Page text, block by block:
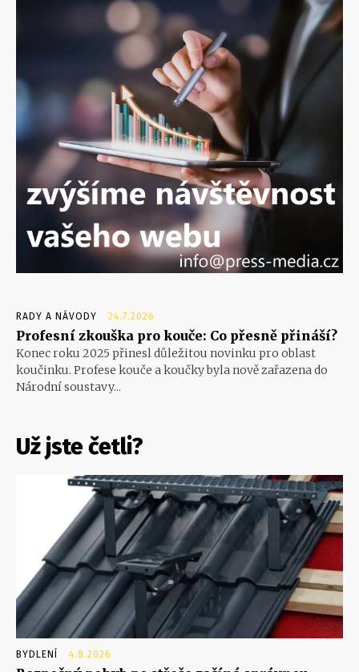
RADY A NÁVODY 24.7.2026
Profesní zkouška pro kouče: Co přesně přináší?
Konec roku 2025 přinesl důležitou novinku pro oblast
koučinku. Profese kouče a koučky byla nově zařazena do
Národní soustavy...
Už jste četli?
BYDLENÍ 4.8.2026